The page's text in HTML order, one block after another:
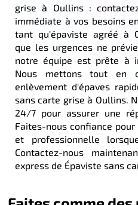
grise à Oullins :
immédiate à vos besoins
tant qu'épaviste agréé à
que les urgences ne
notre équipe est prête à
Nous mettons tout en
enlèvement d'épaves
sans carte grise à Oullins.
24/7 pour assurer une
Faites-nous confiance
et professionnelle
Contactez-nous
express de Épaviste sans